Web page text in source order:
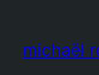
michaël